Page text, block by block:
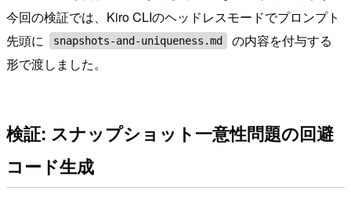
今回の検証では、Kiro CLIのヘッドレスモードでプロンプト
先頭に
snapshots-and-uniqueness.md
の内容を付与する
形で渡しました。
検証: スナップショット一意性問題の回避
コード生成